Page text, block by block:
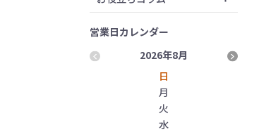
営業日カレンダー
2026年8月
日
月
火
水